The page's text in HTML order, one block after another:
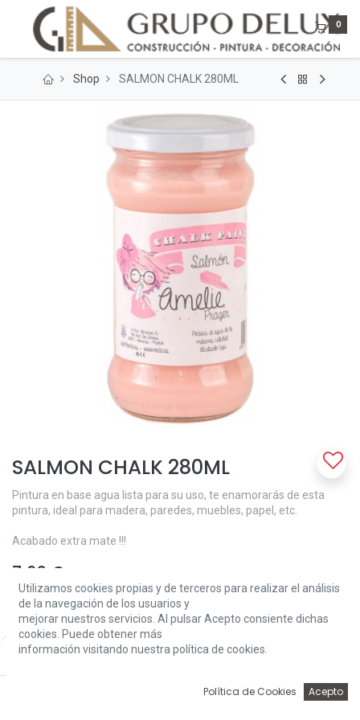
Price:
Add to Cart
0
Shop SALMON CHALK 280ML
SALMON CHALK 280ML
Pintura en base agua lista para su uso, te enamorarás de esta
pintura, ideal para madera, paredes, muebles, papel, etc.
Acabado extra mate !!!
7,62 €
Add to Cart
Utilizamos cookies propias y de terceros para realizar el análisis
de la navegación de los usuarios y
mejorar nuestros servicios. Al pulsar Acepto consiente dichas
cookies. Puede obtener más
información visitando nuestra política de cookies.
Política de Cookies Acepto